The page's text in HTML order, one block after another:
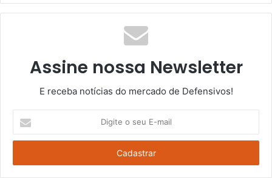
Assine nossa Newsletter
E receba notícias do mercado de Defensivos!
seu
mail